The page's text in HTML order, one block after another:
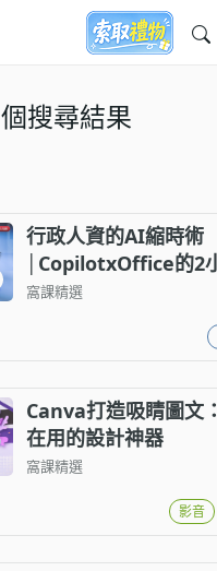
什麼?
個搜尋結果
行政人資的AI縮時術
│CopilotxOffice的2
效工作流實戰
窩課精選
Canva打造吸睛圖文
在用的設計神器
窩課精選
影音